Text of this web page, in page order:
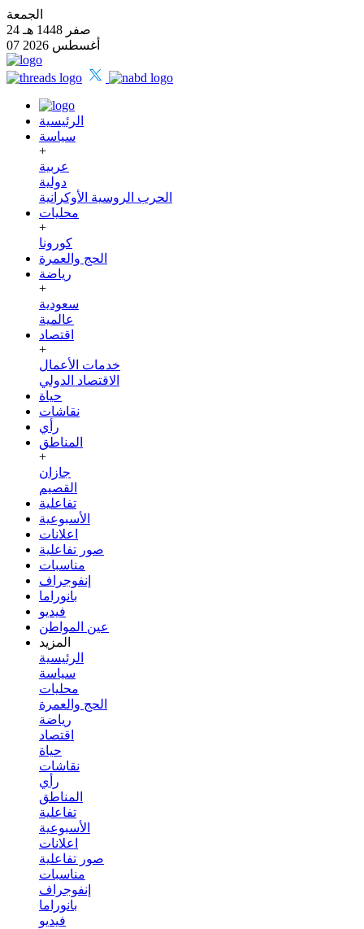
الجمعة
24 صفر 1448 هـ
07 أغسطس 2026
الرئيسية
سياسة
+
عربية
دولية
الحرب الروسية الأوكرانية
محليات
+
كورونا
الحج والعمرة
رياضة
+
سعودية
عالمية
اقتصاد
+
خدمات الأعمال
الاقتصاد الدولي
حياة
نقاشات
رأي
المناطق
+
جازان
القصيم
تفاعلية
الأسبوعية
اعلانات
صور تفاعلية
مناسبات
إنفوجراف
بانوراما
فيديو
عين المواطن
المزيد
الرئيسية
سياسة
محليات
الحج والعمرة
رياضة
اقتصاد
حياة
نقاشات
رأي
المناطق
تفاعلية
الأسبوعية
اعلانات
صور تفاعلية
مناسبات
إنفوجراف
بانوراما
فيديو